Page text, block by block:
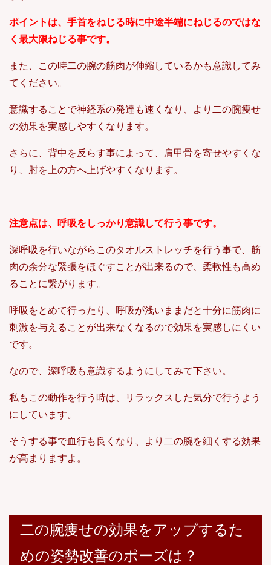
ポイントは、手首をねじる時に中途半端にねじるのではな
く最大限ねじる事です。
また、この時二の腕の筋肉が伸縮しているかも意識してみ
てください。
意識することで神経系の発達も速くなり、より二の腕痩せ
の効果を実感しやすくなります。
さらに、背中を反らす事によって、肩甲骨を寄せやすくな
り、肘を上の方へ上げやすくなります。
注意点は、呼吸をしっかり意識して行う事です。
深呼吸を行いながらこのタオルストレッチを行う事で、筋
肉の余分な緊張をほぐすことが出来るので、柔軟性も高め
ることに繋がります。
呼吸をとめて行ったり、呼吸が浅いままだと十分に筋肉に
刺激を与えることが出来なくなるので効果を実感しにくい
です。
なので、深呼吸も意識するようにしてみて下さい。
私もこの動作を行う時は、リラックスした気分で行うよう
にしています。
そうする事で血行も良くなり、より二の腕を細くする効果
が高まりますよ。
二の腕痩せの効果をアップするた
めの姿勢改善のポーズは？